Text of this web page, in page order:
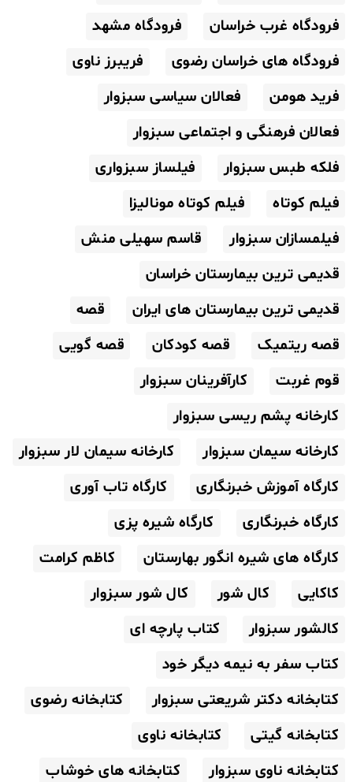
فرودگاه غرب خراسان
فرودگاه مشهد
فرودگاه های خراسان رضوی
فریبرز ناوی
فرید هومن
فعالان سیاسی سبزوار
فعالان فرهنگی و اجتماعی سبزوار
فلکه طبس سبزوار
فیلساز سبزواری
فیلم کوتاه
فیلم کوتاه مونالیزا
فیلمسازان سبزوار
قاسم سهیلی منش
قدیمی ترین بیمارستان خراسان
قدیمی ترین بیمارستان های ایران
قصه
قصه ریتمیک
قصه کودکان
قصه گویی
قوم غربت
کارآفرینان سبزوار
کارخانه پشم ریسی سبزوار
کارخانه سیمان سبزوار
کارخانه سیمان لار سبزوار
کارگاه آموزش خبرنگاری
کارگاه تاب آوری
کارگاه خبرنگاری
کارگاه شیره پزی
کارگاه های شیره انگور بهارستان
کاظم کرامت
کاکایی
کال شور
کال شور سبزوار
کالشور سبزوار
کتاب پارچه ای
کتاب سفر به نیمه دیگر خود
کتابخانه دکتر شریعتی سبزوار
کتابخانه رضوی
کتابخانه گیتی
کتابخانه ناوی
کتابخانه ناوی سبزوار
کتابخانه های خوشاب